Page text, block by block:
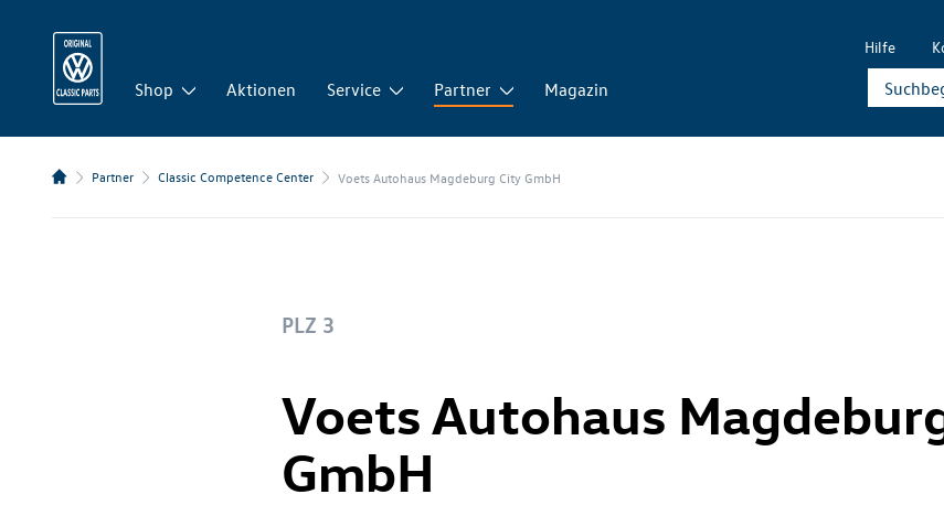
Hilfe
Shop Aktionen Service Partner Magazin
Partner Classic Competence Center Voets Autohaus Magdeburg City GmbH
PLZ 3
Voets Autohaus
GmbH